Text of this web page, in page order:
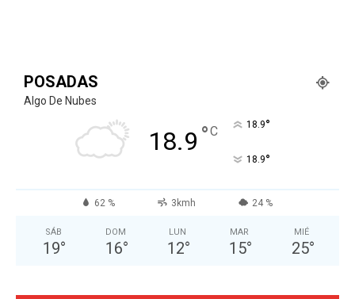
POSADAS
Algo De Nubes
18.9 °C 18.9°
18.9°
62 % 3kmh 24 %
SÁB
19°
DOM
16°
LUN
12°
MAR
15°
MIÉ
25°